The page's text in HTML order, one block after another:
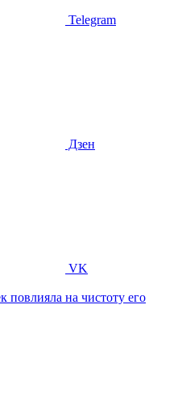
Telegram
Дзен
VK
повлияла на чистоту его